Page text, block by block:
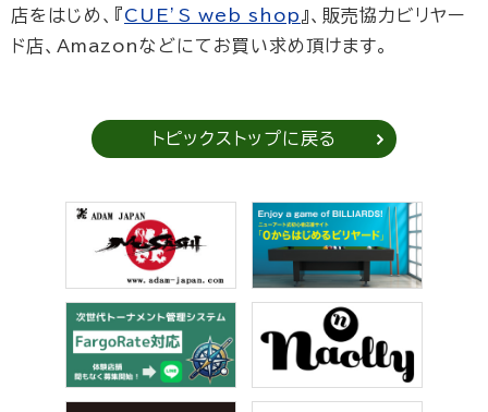
店をはじめ、『CUE’S web shop 』、販売協力ビリヤー
ド店、Amazonなどにてお買い求め頂けます。
トピックストップに戻る